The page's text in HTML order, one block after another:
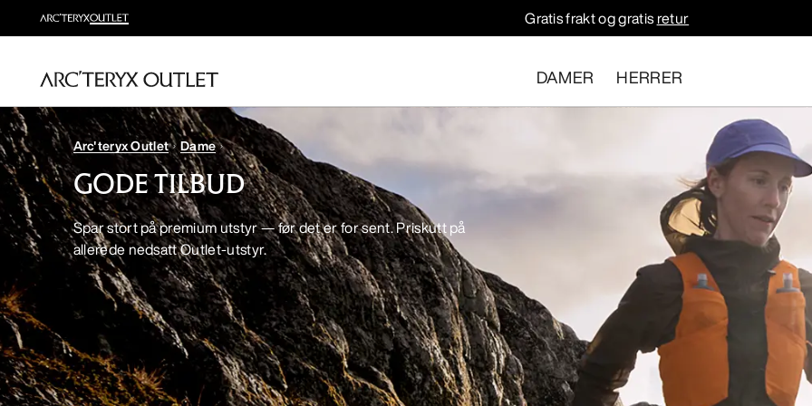
Gratis frakt og gratisretur
DAMER HERRER
Arc'teryx Outlet Dame
GODE TILBUD
Spar stort på premium utstyr — før det er for sent. Priskutt på
allerede nedsatt Outlet-utstyr.